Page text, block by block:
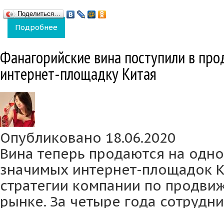
Поделиться…
Подробнее
Фанагорийские вина поступили в
интернет-площадку Китая
Опубликовано 18.06.2020
Вина теперь продаются на
значимых интернет-площадок
стратегии компании по
рынке. За четыре года